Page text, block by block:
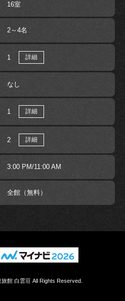
16室
2～4名
1 詳細
なし
1 詳細
2 詳細
3:00 PM/11:00 AM
全館（無料）
館 白雲荘 All Rights Reserved.